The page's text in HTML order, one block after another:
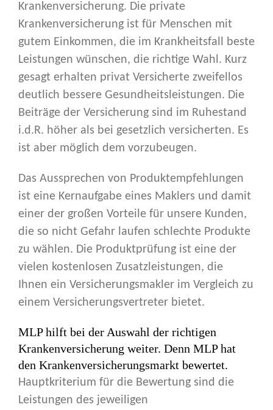
Krankenversicherung. Die private
Krankenversicherung ist für Menschen mit
gutem Einkommen, die im Krankheitsfall beste
Leistungen wünschen, die richtige Wahl. Kurz
gesagt erhalten privat Versicherte zweifellos
deutlich bessere Gesundheitsleistungen. Die
Beiträge der Versicherung sind im Ruhestand
i.d.R. höher als bei gesetzlich versicherten. Es
ist aber möglich dem vorzubeugen.
Das Aussprechen von Produktempfehlungen
ist eine Kernaufgabe eines Maklers und damit
einer der großen Vorteile für unsere Kunden,
die so nicht Gefahr laufen schlechte Produkte
zu wählen. Die Produktprüfung ist eine der
vielen kostenlosen Zusatzleistungen, die
Ihnen ein Versicherungsmakler im Vergleich zu
einem Versicherungsvertreter bietet.
MLP hilft bei der Auswahl der richtigen
Krankenversicherung weiter. Denn MLP hat
den Krankenversicherungsmarkt bewertet.
Hauptkriterium für die Bewertung sind die
Leistungen des jeweiligen